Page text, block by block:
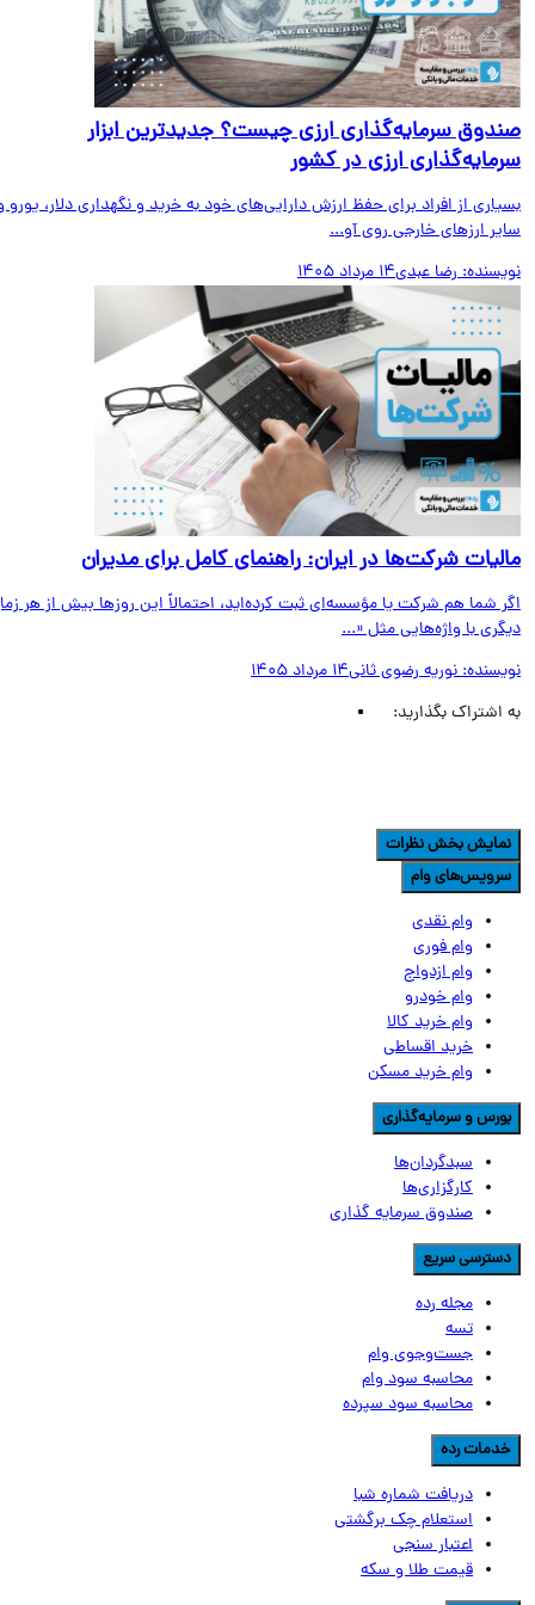
سرمایه‌گذاری ارزی چیست؟ جدیدترین ابزار
ارزی در کشور
از افراد برای حفظ ارزش دارایی‌های خود به خرید و نگهداری دلار، یورو و
ارزهای خارجی روی آو...
رضا عبدی14 مرداد 1405
شرکت‌ها در ایران: راهنمای کامل برای مدیران
شما هم شرکت یا مؤسسه‌ای ثبت کرده‌اید، احتمالاً این روزها بیش از هر زمان
با واژه‌هایی مثل «...
نوریه رضوی ثانی14 مرداد 1405
اشتراک بگذارید:
بخش نظرات
وام
وام نقدی
وام فوری
وام ازدواج
وام خودرو
وام خرید کالا
خرید اقساطی
وام خرید مسکن
و سرمایه‌گذاری
سبدگردان‌ها
کارگزاری‌ها
صندوق سرمایه گذاری
سریع
مجله رده
تسه
جست‌وجوی وام
محاسبه سود وام
محاسبه سود سپرده
رده
دریافت شماره شبا
استعلام چک برگشتی
اعتبار سنجی
قیمت طلا و سکه